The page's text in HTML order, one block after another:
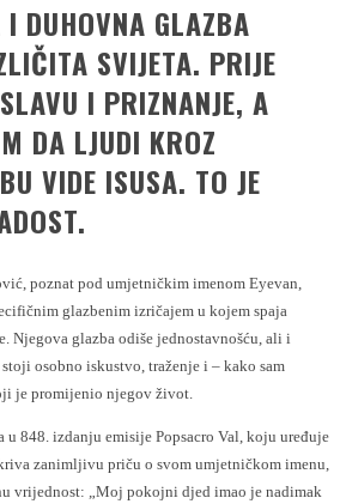
I DUHOVNA GLAZBA
SVIJETA. PRIJE
I PRIZNANJE, A
DA LJUDI KROZ
VIDE ISUSA. TO JE
poznat pod umjetničkim imenom Eyevan,
glazbenim izričajem u kojem spaja
Njegova glazba odiše jednostavnošću, ali i
osobno iskustvo, traženje i – kako sam
je promijenio njegov život.
u 848. izdanju emisije Popsacro Val, koju uređuje
zanimljivu priču o svom umjetničkom imenu,
vrijednost: „Moj pokojni djed imao je nadimak